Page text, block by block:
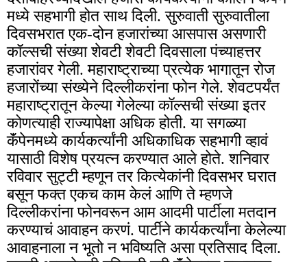
मध्ये सहभागी होत साथ दिली. सुरुवाती सुरुवातीला
दिवसभरात एक-दोन हजारांच्या आसपास असणारी
कॉल्सची संख्या शेवटी शेवटी दिवसाला पंच्याहत्तर
हजारांवर गेली. महाराष्ट्राच्या प्रत्येक भागातून रोज
हजारोंच्या संख्येने दिल्लीकरांना फोन गेले. शेवटपर्यंत
महाराष्ट्रातून केल्या गेलेल्या कॉल्सची संख्या इतर
कोणत्याही राज्यापेक्षा अधिक होती. या सगळ्या
कॅंपेनमध्ये कार्यकर्त्यांनी अधिकाधिक सहभागी व्हावं
यासाठी विशेष प्रयत्न करण्यात आले होते. शनिवार
रविवार सुट्टी म्हणून तर कित्येकांनी दिवसभर घरात
बसून फक्त एकच काम केलं आणि ते म्हणजे
दिल्लीकरांना फोनवरून आम आदमी पार्टीला मतदान
करण्याचं आवाहन करणं. पार्टीने कार्यकर्त्यांना केलेल्या
आवाहनाला न भूतो न भविष्यति असा प्रतिसाद दिला.